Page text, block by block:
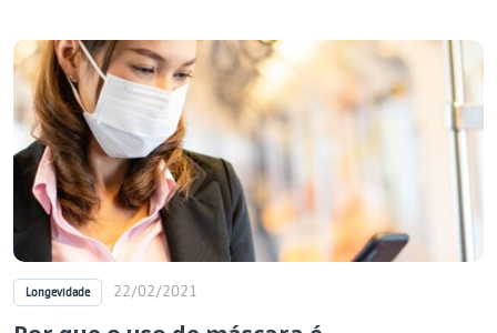
Longevidade 22/02/2021